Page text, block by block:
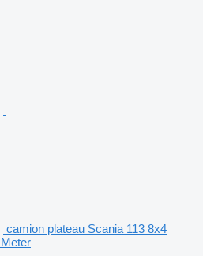
camion plateau Scania 113 8x4